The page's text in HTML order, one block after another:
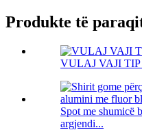
Produkte të
VULAJ VAJI
Spot me shumicë
argjendi...